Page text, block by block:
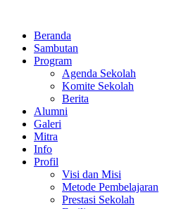
kontenBeranda
Sambutan
Program
Agenda Sekolah
Komite Sekolah
Berita
Alumni
Galeri
Mitra
Info
Profil
Visi dan Misi
Metode Pembelajaran
Prestasi Sekolah